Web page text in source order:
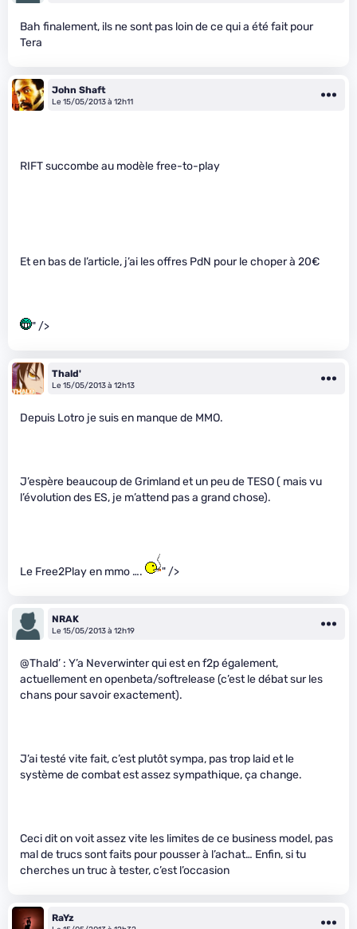
Bah finalement, ils ne sont pas loin de ce qui a été fait pour
Tera
John Shaft
Le 15/05/2013 à 12h11
RIFT succombe au modèle free-to-play
Et en bas de l’article, j’ai les offres PdN pour le choper à 20€
" />
Thald'
Le 15/05/2013 à 12h13
Depuis Lotro je suis en manque de MMO.
J’espère beaucoup de Grimland et un peu de TESO ( mais vu
l’évolution des ES, je m’attend pas a grand chose).
Le Free2Play en mmo …. " />
NRAK
Le 15/05/2013 à 12h19
@Thald’ : Y’a Neverwinter qui est en f2p également,
actuellement en openbeta/softrelease (c’est le débat sur les
chans pour savoir exactement).
J’ai testé vite fait, c’est plutôt sympa, pas trop laid et le
système de combat est assez sympathique, ça change.
Ceci dit on voit assez vite les limites de ce business model, pas
mal de trucs sont faits pour pousser à l’achat… Enfin, si tu
cherches un truc à tester, c’est l’occasion
RaYz